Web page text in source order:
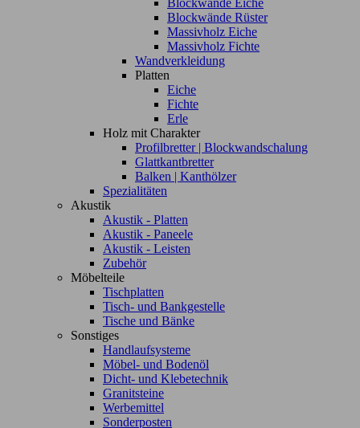
Blockwände Eiche
Blockwände Rüster
Massivholz Eiche
Massivholz Fichte
Wandverkleidung
Platten
Eiche
Fichte
Erle
Holz mit Charakter
Profilbretter | Blockwandschalung
Glattkantbretter
Balken | Kanthölzer
Spezialitäten
Akustik
Akustik - Platten
Akustik - Paneele
Akustik - Leisten
Zubehör
Möbelteile
Tischplatten
Tisch- und Bankgestelle
Tische und Bänke
Sonstiges
Handlaufsysteme
Möbel- und Bodenöl
Dicht- und Klebetechnik
Granitsteine
Werbemittel
Sonderposten